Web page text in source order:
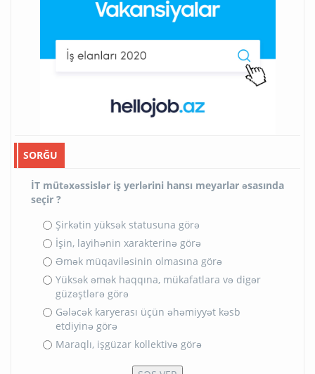
SORĞU
İT mütəxəssislər iş yerlərini hansı meyarlar əsasında
seçir ?
Şirkətin yüksək statusuna görə
İşin, layihənin xarakterinə görə
Əmək müqaviləsinin olmasına görə
Yüksək əmək haqqına, mükafatlara və digər
güzəştlərə görə
Gələcək karyerası üçün əhəmiyyət kəsb
etdiyinə görə
Maraqlı, işgüzar kollektivə görə